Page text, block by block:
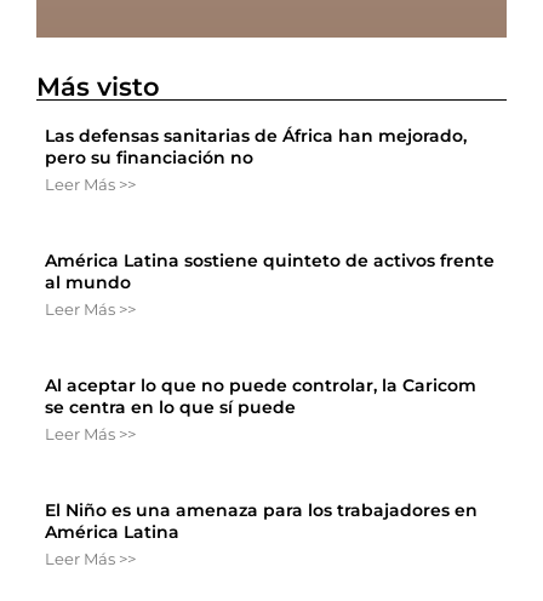
Más visto
Las defensas sanitarias de África han mejorado,
pero su financiación no
Leer Más >>
América Latina sostiene quinteto de activos frente
al mundo
Leer Más >>
Al aceptar lo que no puede controlar, la Caricom
se centra en lo que sí puede
Leer Más >>
El Niño es una amenaza para los trabajadores en
América Latina
Leer Más >>